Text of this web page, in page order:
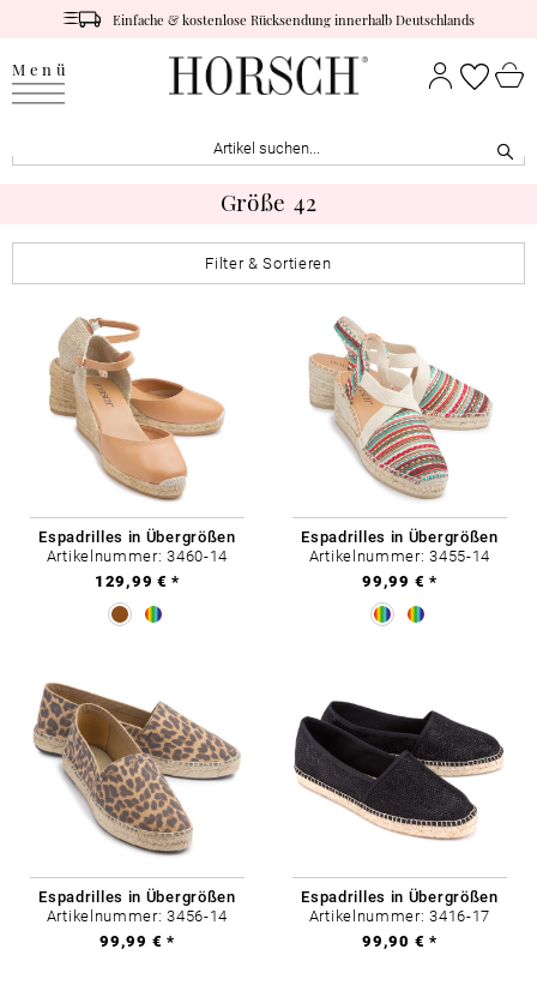
Einfache & kostenlose Rücksendung innerhalb Deutschlands
Menü
Größe 42
Filter & Sortieren
Espadrilles in Übergrößen
Artikelnummer: 3460-14
129,99 € *
Espadrilles in Übergrößen
Artikelnummer: 3455-14
99,99 € *
Espadrilles in Übergrößen
Artikelnummer: 3456-14
99,99 € *
Espadrilles in Übergrößen
Artikelnummer: 3416-17
99,90 € *